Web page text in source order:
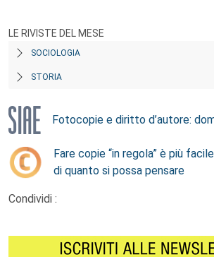
LE RIVISTE DEL MESE
SOCIOLOGIA
STORIA
Fotocopie e diritto d’autore:
Fare copie “in regola” è più facile
di quanto si possa pensare
Condividi :